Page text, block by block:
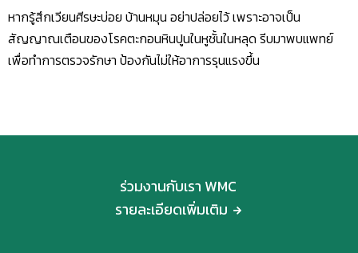
หากรู้สึกเวียนศีรษะบ่อย บ้านหมุน อย่าปล่อยไว้ เพราะอาจเป็น
สัญญาณเตือนของโรคตะกอนหินปูนในหูชั้นในหลุด รีบมาพบแพทย์
เพื่อทำการตรวจรักษา ป้องกันไม่ให้อาการรุนแรงขึ้น
ร่วมงานกับเรา WMC
รายละเอียดเพิ่มเติม